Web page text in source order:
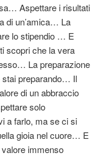
Aspettare i risultati
di un’amica… La
lo stipendio … E
scopri che la vera
La preparazione
preparando… Il
di un abbraccio
solo
a farlo, ma se ci si
gioia nel cuore… E
immenso